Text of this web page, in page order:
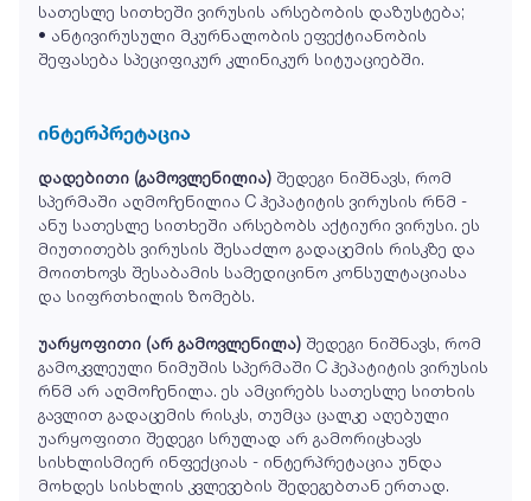
სათესლე სითხეში ვირუსის არსებობის დაზუსტება;
• ანტივირუსული მკურნალობის ეფექტიანობის
შეფასება სპეციფიკურ კლინიკურ სიტუაციებში.
ინტერპრეტაცია
დადებითი (გამოვლენილია) შედეგი ნიშნავს, რომ
სპერმაში აღმოჩენილია C ჰეპატიტის ვირუსის რნმ -
ანუ სათესლე სითხეში არსებობს აქტიური ვირუსი. ეს
მიუთითებს ვირუსის შესაძლო გადაცემის რისკზე და
მოითხოვს შესაბამის სამედიცინო კონსულტაციასა
და სიფრთხილის ზომებს.
უარყოფითი (არ გამოვლენილა) შედეგი ნიშნავს, რომ
გამოკვლეული ნიმუშის სპერმაში C ჰეპატიტის ვირუსის
რნმ არ აღმოჩენილა. ეს ამცირებს სათესლე სითხის
გავლით გადაცემის რისკს, თუმცა ცალკე აღებული
უარყოფითი შედეგი სრულად არ გამორიცხავს
სისხლისმიერ ინფექციას - ინტერპრეტაცია უნდა
მოხდეს სისხლის კვლევების შედეგებთან ერთად.